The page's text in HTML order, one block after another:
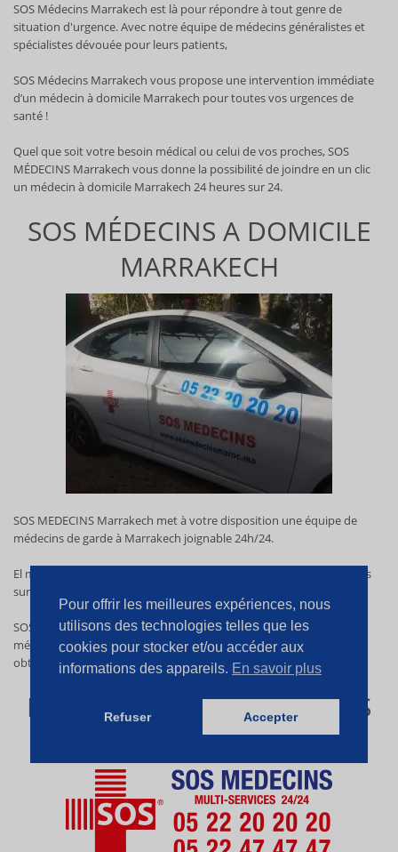
SOS Médecins Marrakech est là pour répondre à tout genre de
situation d'urgence. Avec notre équipe de médecins généralistes et
spécialistes dévouée pour leurs patients,
SOS Médecins Marrakech vous propose une intervention immédiate
d’un médecin à domicile Marrakech pour toutes vos urgences de
santé !
Quel que soit votre besoin médical ou celui de vos proches, SOS
MÉDECINS Marrakech vous donne la possibilité de joindre en un clic
un médecin à domicile Marrakech 24 heures sur 24.
SOS MÉDECINS A DOMICILE
MARRAKECH
SOS MEDECINS Marrakech met à votre disposition une équipe de
médecins de garde à Marrakech joignable 24h/24.
El médico más cercano a usted
interviendra en moins de 10 Minutes
sur Marrakech et ses environs.
SOS MEDECINSMARRAKECHvous donne accès à une équipe de
médecins qualifiés. En quelques minutes seulement vous pouvez
obtenir un médecin à domicile Marrakech.
MÉDICOS NOCTURNOS SOS
MARRAKECH
Pour offrir les meilleures expériences, nous
utilisons des technologies telles que les
cookies pour stocker et/ou accéder aux
informations des appareils. En savoir plus
Refuser Accepter